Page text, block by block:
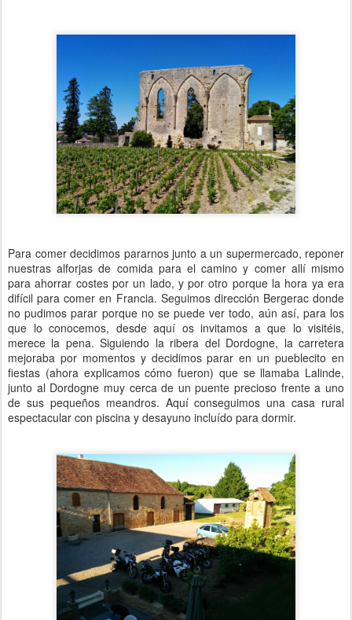
Para comer decidimos pararnos junto a un supermercado, reponer
nuestras alforjas de comida para el camino y comer allí mismo
para ahorrar costes por un lado, y por otro porque la hora ya era
difícil para comer en Francia. Seguimos dirección Bergerac donde
no pudimos parar porque no se puede ver todo, aún así, para los
que lo conocemos, desde aquí os invitamos a que lo visitéis,
merece la pena. Siguiendo la ribera del Dordogne, la carretera
mejoraba por momentos y decidimos parar en un pueblecito en
fiestas (ahora explicamos cómo fueron) que se llamaba Lalinde,
junto al Dordogne muy cerca de un puente precioso frente a uno
de sus pequeños meandros. Aquí conseguimos una casa rural
espectacular con piscina y desayuno incluído para dormir.